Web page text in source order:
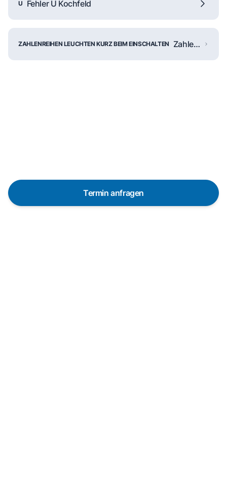
U Fehler U Kochfeld
ZAHLENREIHEN LEUCHTEN KURZ BEIM EINSCHALTEN Zahlen blinken kurz
Termin anfragen